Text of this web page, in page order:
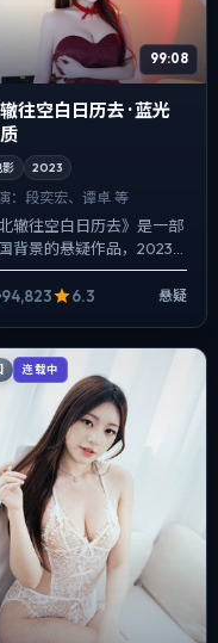
99:08
往空白日历去 · 蓝光
影 2023
： 段奕宏、谭卓 等
北辙往空白日历去》是一部
背景的悬疑作品，2023
映，由林超贤执导，段奕
谭卓、佛罗伦斯·皮尤等主
94,823 6.3 悬疑
连载中